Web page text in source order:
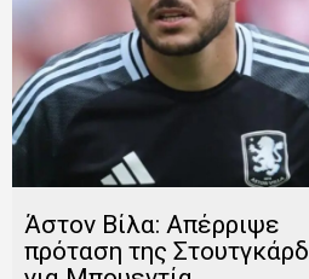
Άστον Βίλα: Απέρριψε
πρόταση της